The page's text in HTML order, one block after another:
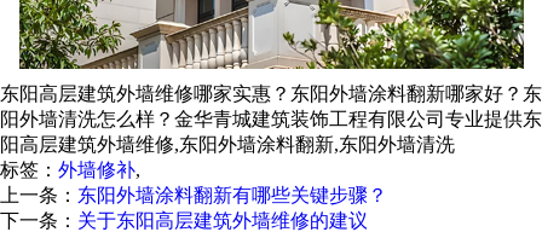
东阳高层建筑外墙维修哪家实惠？东阳外墙涂料翻新哪家好？东
阳外墙清洗怎么样？金华青城建筑装饰工程有限公司专业提供东
阳高层建筑外墙维修,东阳外墙涂料翻新,东阳外墙清洗
标签： 外墙修补,
上一条： 东阳外墙涂料翻新有哪些关键步骤？
下一条： 关于东阳高层建筑外墙维修的建议